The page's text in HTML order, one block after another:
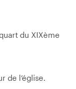
du XIXème
de l’église.